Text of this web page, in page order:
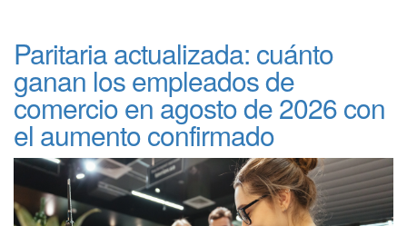
Paritaria actualizada: cuánto
ganan los empleados de
comercio en agosto de 2026 con
el aumento confirmado